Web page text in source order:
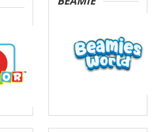
in den USA eingehalten werden.
anpassen und damit widerrufen.
GmbH